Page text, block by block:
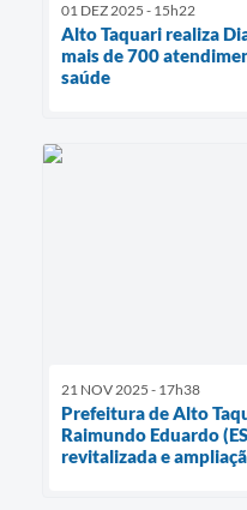
01 DEZ 2025 - 15h22
Alto Taquari realiza
mais de 700
saúde
21 NOV 2025 - 17h38
Prefeitura de Alto
Raimundo Eduardo
revitalizada e